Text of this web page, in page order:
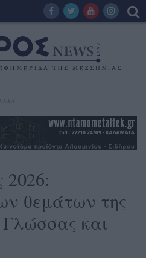
θεμάτων της
και